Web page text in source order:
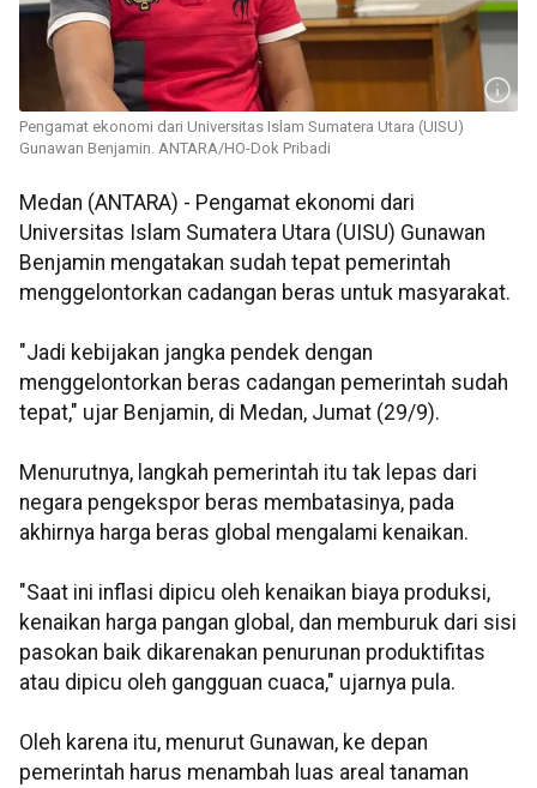
Pengamat ekonomi dari Universitas Islam Sumatera Utara (UISU)
Gunawan Benjamin. ANTARA/HO-Dok Pribadi
Medan (ANTARA) - Pengamat ekonomi dari
Universitas Islam Sumatera Utara (UISU) Gunawan
Benjamin mengatakan sudah tepat pemerintah
menggelontorkan cadangan beras untuk masyarakat.
"Jadi kebijakan jangka pendek dengan
menggelontorkan beras cadangan pemerintah sudah
tepat," ujar Benjamin, di Medan, Jumat (29/9).
Menurutnya, langkah pemerintah itu tak lepas dari
negara pengekspor beras membatasinya, pada
akhirnya harga beras global mengalami kenaikan.
"Saat ini inflasi dipicu oleh kenaikan biaya produksi,
kenaikan harga pangan global, dan memburuk dari sisi
pasokan baik dikarenakan penurunan produktifitas
atau dipicu oleh gangguan cuaca," ujarnya pula.
Oleh karena itu, menurut Gunawan, ke depan
pemerintah harus menambah luas areal tanaman